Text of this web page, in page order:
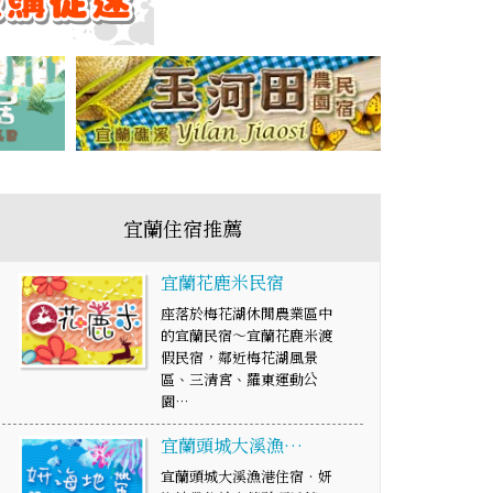
宜蘭住宿推薦
宜蘭花鹿米民宿
座落於梅花湖休閒農業區中
的宜蘭民宿～宜蘭花鹿米渡
假民宿，鄰近梅花湖風景
區、三清宮、羅東運動公
園…
宜蘭頭城大溪漁…
宜蘭頭城大溪漁港住宿‧妍